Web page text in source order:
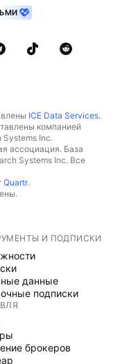
ICE Data Services.
компанией
Inc.
ассоциация. База
Systems Inc. Все
Quartr.
И ПОДПИСКИ
данные
подписки
брокеров